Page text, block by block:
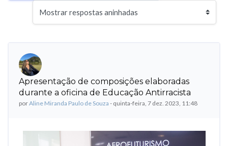
Modo de visualização
Apresentação de composições elaboradas
durante a oficina de Educação Antirracista
porAline Miranda Paulo de Souza - quinta-feira, 7 dez. 2023, 11:48
Número de respostas: 0